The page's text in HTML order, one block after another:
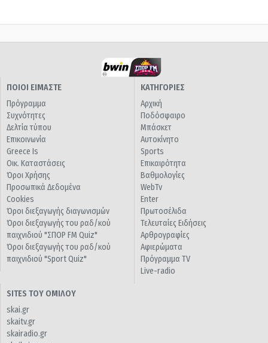
ΠΟΙΟΙ ΕΙΜΑΣΤΕ
Πρόγραμμα
Συχνότητες
Δελτία τύπου
Επικοινωνία
Greece Is
Οικ. Καταστάσεις
Όροι Χρήσης
Προσωπικά Δεδομένα
Cookies
Όροι διεξαγωγής διαγωνισμών
Όροι διεξαγωγής του ραδ/κού
παιχνιδιού "ΣΠΟΡ FM Quiz"
Όροι διεξαγωγής του ραδ/κού
παιχνιδιού "Sport Quiz"
ΚΑΤΗΓΟΡΙΕΣ
Αρχική
Ποδόσφαιρο
Μπάσκετ
Αυτοκίνητο
Sports
Επικαιρότητα
Βαθμολογίες
WebTv
Enter
Πρωτοσέλιδα
Τελευταίες Ειδήσεις
Αρθρογραφίες
Αφιερώματα
Πρόγραμμα TV
Live-radio
SITES ΤΟΥ ΟΜΙΛΟΥ
skai.gr
skaitv.gr
skairadio.gr